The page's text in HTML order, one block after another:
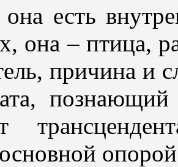
есть
она – птица,
причина и
основной